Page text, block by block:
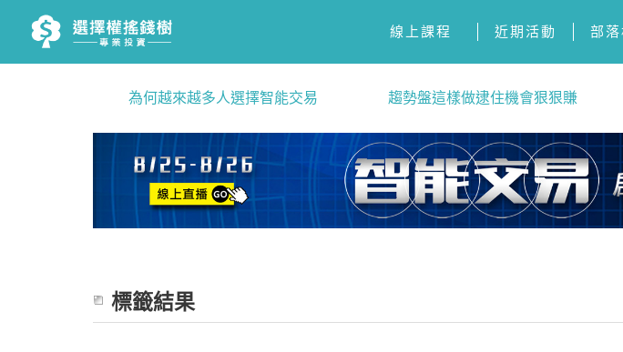
線上課程 近期活動 部落
為何越來越多人選擇智能交易 趨勢盤這樣做逮住機會狠狠賺
標籤結果